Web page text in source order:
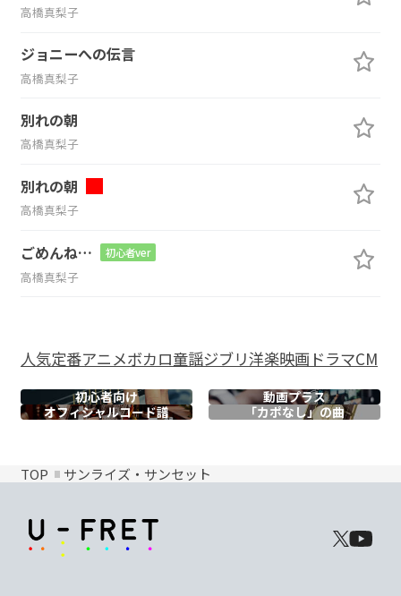
高橋真梨子
ジョニーへの伝言
高橋真梨子
別れの朝
高橋真梨子
別れの朝
高橋真梨子
ごめんね… 初心者ver
高橋真梨子
人気定番アニメボカロ童謡ジブリ洋楽映画ドラマCM
初心者向け
動画プラス
オフィシャルコード譜 「カポなし」の曲
TOP サンライズ・サンセット